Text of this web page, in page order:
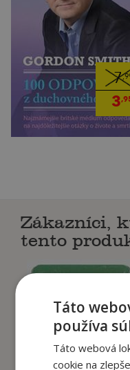
7
3
Zákazníci,
tento
Táto
používa
Táto webová
cookie na